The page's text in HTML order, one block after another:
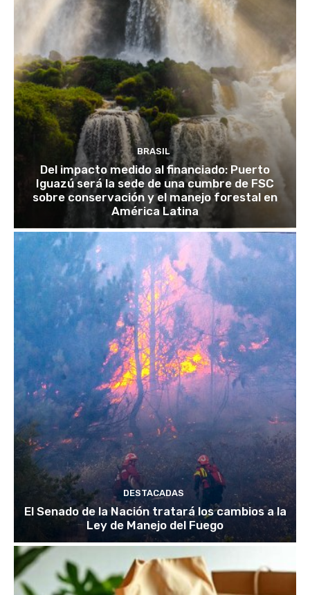
BRASIL
Del impacto medido al financiado: Puerto
Iguazú será la sede de una cumbre de FSC
sobre conservación y el manejo forestal en
América Latina
DESTACADAS
El Senado de la Nación tratará los cambios a la
Ley de Manejo del Fuego